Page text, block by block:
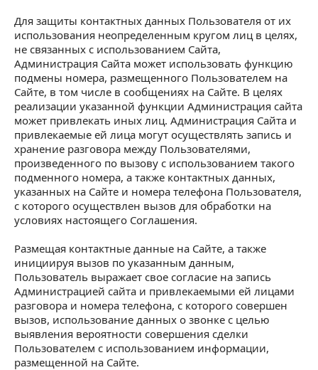
Для защиты контактных данных Пользователя от их
использования неопределенным кругом лиц в целях,
не связанных с использованием Сайта,
Администрация Сайта может использовать функцию
подмены номера, размещенного Пользователем на
Сайте, в том числе в сообщениях на Сайте. В целях
реализации указанной функции Администрация сайта
может привлекать иных лиц. Администрация Сайта и
привлекаемые ей лица могут осуществлять запись и
хранение разговора между Пользователями,
произведенного по вызову с использованием такого
подменного номера, а также контактных данных,
указанных на Сайте и номера телефона Пользователя,
с которого осуществлен вызов для обработки на
условиях настоящего Соглашения.
Размещая контактные данные на Сайте, а также
инициируя вызов по указанным данным,
Пользователь выражает свое согласие на запись
Администрацией сайта и привлекаемыми ей лицами
разговора и номера телефона, с которого совершен
вызов, использование данных о звонке с целью
выявления вероятности совершения сделки
Пользователем с использованием информации,
размещенной на Сайте.